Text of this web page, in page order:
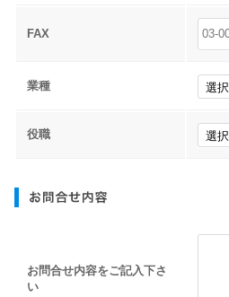
FAX
業種
役職
お問合せ内容をご記入下さ
い